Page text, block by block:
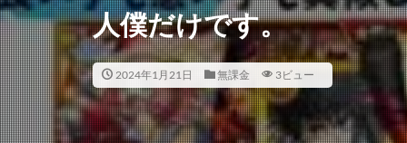
人僕だけです。
2024年1月21日 無課金 3ビュー